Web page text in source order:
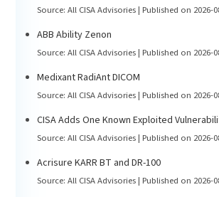
Source: All CISA Advisories Published on 2026-
ABB Ability Zenon
Source: All CISA Advisories Published on 2026-
Medixant RadiAnt DICOM
Source: All CISA Advisories Published on 2026-
CISA Adds One Known Exploited
Source: All CISA Advisories Published on 2026-
Acrisure KARR BT and DR-100
Source: All CISA Advisories Published on 2026-